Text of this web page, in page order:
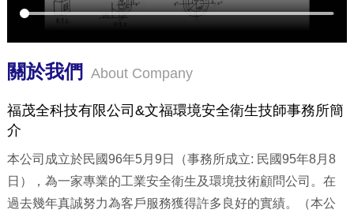
關於我們 About Company
福茂全科技有限公司&文福環境安全衛生技師事務所簡
介
本公司成立於民國96年5月9日（事務所成立: 民國95年8月8
日），為一家專業的工業安全衛生及環境技術顧問公司。在
過去幾年真誠努力為客戶服務獲得許多良好的實績。（本公